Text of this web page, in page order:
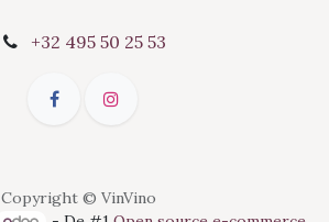
+32 495 50 25 53
Copyright © VinVino